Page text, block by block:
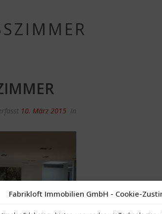
Fabrikloft Immobilien GmbH - Cookie-
10. März 2015 In